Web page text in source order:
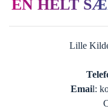
EN HELT
Lille
Email: